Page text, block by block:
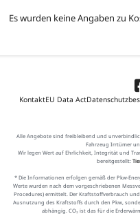
Es wurden keine Angaben zu
KontaktEU Data Act
Alle Angebote sind freibleibend und
Fahrzeug Irrtümer
Wir legen Wert auf Ehrlichkeit, Integrität und
bereitgestellt:
* Die Informationen erfolgen gemäß der Pkw-
Werte wurden nach dem vorgeschriebenen
Procedures) ermittelt. Der Kraftstoffverbrauch
Ausnutzung des Kraftstoffs durch den Pkw,
abhängig. CO₂ ist das für die